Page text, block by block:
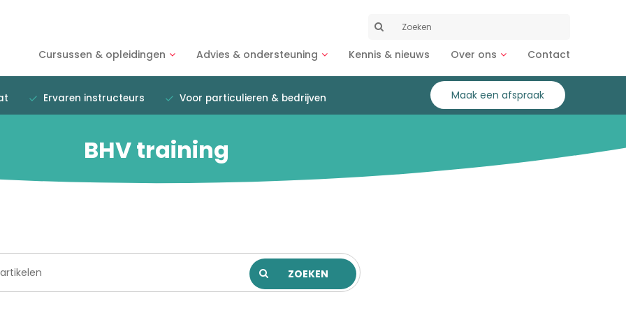
Zoeken
Cursussen & opleidingen
Advies & ondersteuning Kennis & nieuws Over ons Contact
Ervaren instructeurs Voor particulieren & bedrijven Maak een afspraak
BHV training
ZOEKEN